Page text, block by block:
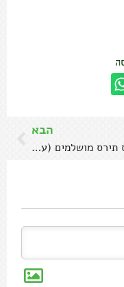
הבא
מאפינס תירס מושלמים (עם מה שיש לכם בבית)